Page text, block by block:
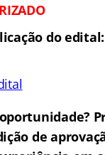
do edital:
de